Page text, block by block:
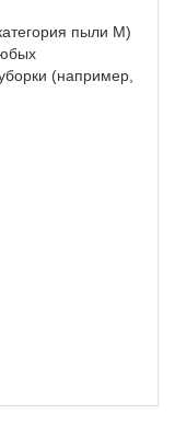
пыли M)
(например,